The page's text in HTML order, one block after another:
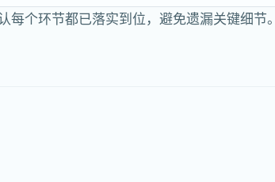
个环节都已落实到位，避免遗漏关键细节。